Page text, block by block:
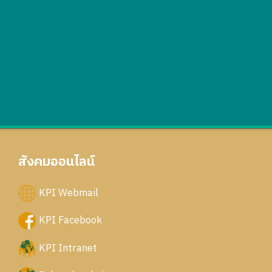
สังคมออนไลน์
KPI Webmail
KPI Facebook
KPI Intranet